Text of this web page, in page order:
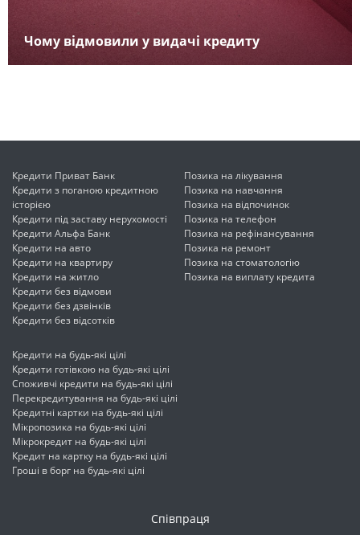
Чому відмовили у видачі кредиту
Кредити Приват Банк
Кредити з поганою кредитною
історією
Кредити під заставу нерухомості
Кредити Альфа Банк
Кредити на авто
Кредити на квартиру
Кредити на житло
Кредити без відмови
Кредити без дзвінків
Кредити без відсотків
Позика на лікування
Позика на навчання
Позика на відпочинок
Позика на телефон
Позика на рефінансування
Позика на ремонт
Позика на стоматологію
Позика на виплату кредита
Кредити на будь-які цілі
Кредити готівкою на будь-які цілі
Споживчі кредити на будь-які цілі
Перекредитування на будь-які цілі
Кредитні картки на будь-які цілі
Мікропозика на будь-які цілі
Мікрокредит на будь-які цілі
Кредит на картку на будь-які цілі
Гроші в борг на будь-які цілі
Співпраця